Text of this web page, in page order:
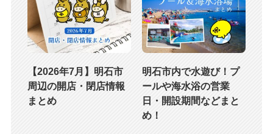
【2026年7月】明石市
周辺の開店・閉店情報
まとめ
明石市内で水遊び！プ
ールや海水浴の営業
日・開設期間などまと
め！